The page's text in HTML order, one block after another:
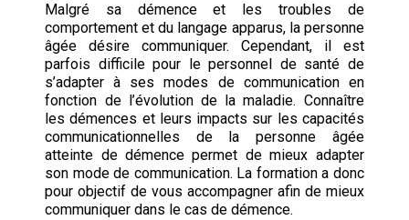
Malgré sa démence et les troubles de
comportement et du langage apparus, la personne
âgée désire communiquer. Cependant, il est
parfois difficile pour le personnel de santé de
s’adapter à ses modes de communication en
fonction de l’évolution de la maladie. Connaître
les démences et leurs impacts sur les capacités
communicationnelles de la personne âgée
atteinte de démence permet de mieux adapter
son mode de communication. La formation a donc
pour objectif de vous accompagner afin de mieux
communiquer dans le cas de démence.